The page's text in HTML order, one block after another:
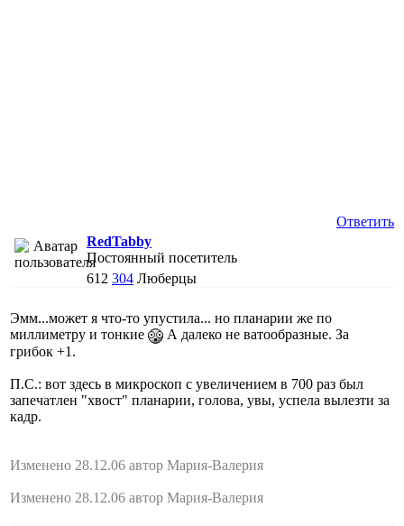
Ответить
RedTabby
Постоянный посетитель
612 304 Люберцы
Эмм...может я что-то упустила... но планарии же по
миллиметру и тонкие
А далеко не ватообразные. За
грибок +1.
П.С.: вот здесь в микроскоп с увеличением в 700 раз был
запечатлен "хвост" планарии, голова, увы, успела вылезти за
кадр.
Изменено 28.12.06 автор Мария-Валерия
Изменено 28.12.06 автор Мария-Валерия